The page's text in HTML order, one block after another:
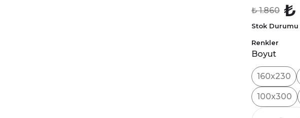
₺ 1.860 ₺
Stok Durumu
Renkler
Boyut
160x230
100x300